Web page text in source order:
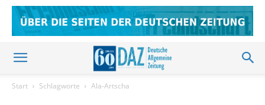
Start Schlagworte Ala-Artscha